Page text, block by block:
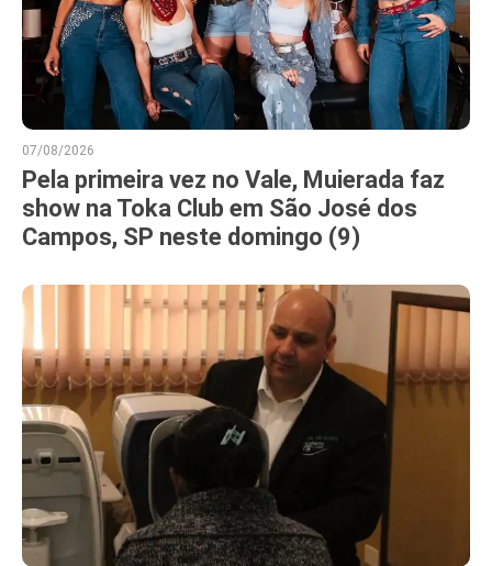
07/08/2026
Pela primeira vez no Vale, Muierada faz
show na Toka Club em São José dos
Campos, SP neste domingo (9)